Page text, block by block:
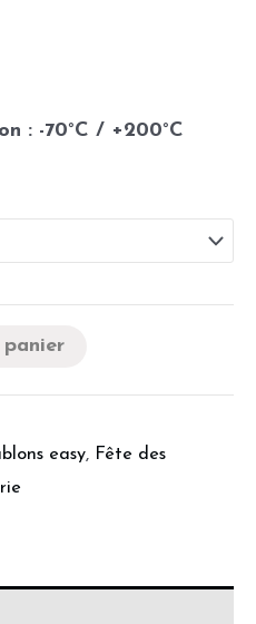
: -70°C / +200°C
easy, Fête des